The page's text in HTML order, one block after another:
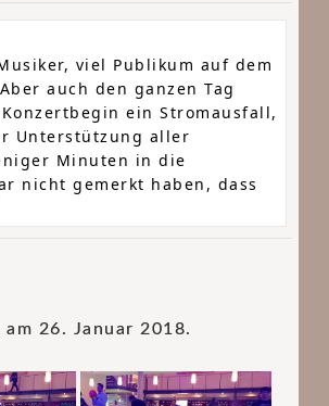
viel Publikum auf dem
auch den ganzen Tag
ein Stromausfall,
Unterstützung aller
Minuten in die
nicht gemerkt haben, dass
26. Januar 2018.